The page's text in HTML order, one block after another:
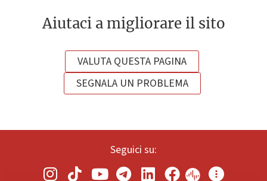
Aiutaci a migliorare il sito
VALUTA QUESTA PAGINA
SEGNALA UN PROBLEMA
Seguici su: